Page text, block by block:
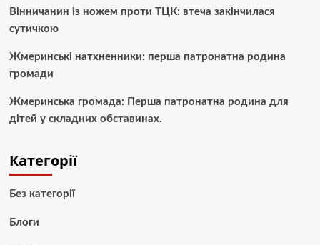
Вінничанин із ножем проти ТЦК: втеча закінчилася
сутичкою
Жмеринські натхненники: перша патронатна родина
громади
Жмеринська громада: Перша патронатна родина для
дітей у складних обставинах.
Категорії
Без категорії
Блоги